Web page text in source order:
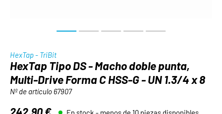
HexTap - TriBit
HexTap Tipo DS - Macho doble punta,
Multi-Drive Forma C HSS-G - UN 1.3/4 x 8
Nº de artículo 67907